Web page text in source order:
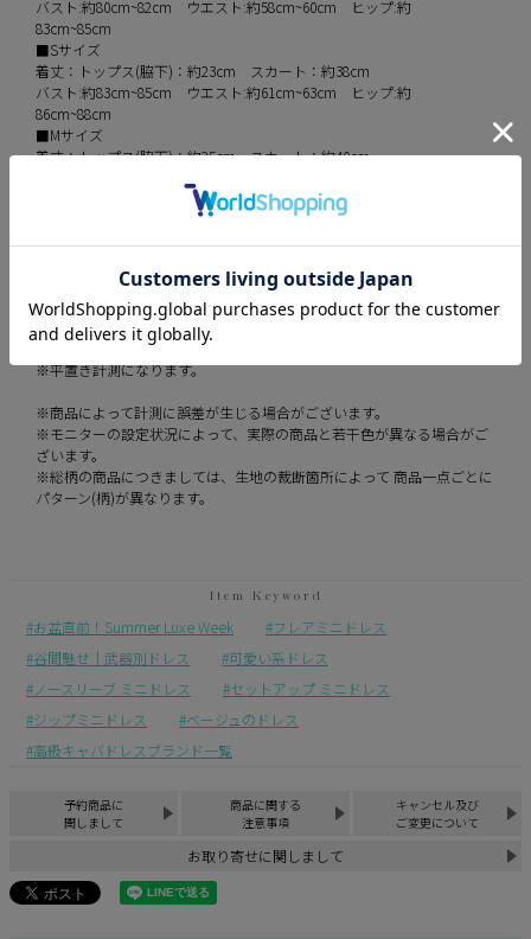
バスト:約80cm~82cm ウエスト:約58cm~60cm ヒップ:約
83cm~85cm
■Sサイズ
着丈：トップス(脇下)：約23cm スカート：約38cm
バスト:約83cm~85cm ウエスト:約61cm~63cm ヒップ:約
86cm~88cm
■Mサイズ
着丈：トップス(脇下)：約25cm スカート：約40cm
伸縮性 ややあり
裏地 あり
透け感 なし
※平置き計測になります。
※商品によって計測に誤差が生じる場合がございます。
※モニターの設定状況によって、実際の商品と若干色が異なる場合がご
ざいます。
※総柄の商品につきましては、生地の裁断箇所によって 商品一点ごとに
パターン(柄)が異なります。
お盆直前！Summer Luxe Week
フレアミニドレス
谷間魅せ｜武器別ドレス
可愛い系ドレス
ノースリーブ ミニドレス
セットアップ ミニドレス
ジップミニドレス
ベージュのドレス
高級キャバドレスブランド一覧
予約商品に
関しまして
商品に関する
注意事項
キャンセル及び
ご変更について
お取り寄せに関しまして